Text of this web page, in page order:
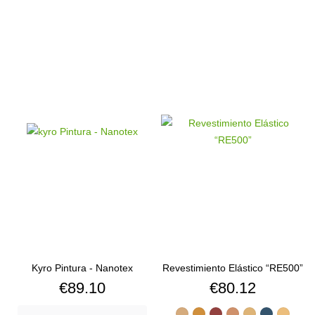
Kyro Pintura - Nanotex
Price
€89.10
Revestimiento Elástico “RE500”
Price
€80.12